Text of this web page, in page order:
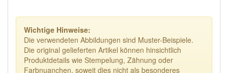
Wichtige Hinweise:
Die verwendeten Abbildungen sind Muster-Beispiele.
Die original gelieferten Artikel können hinsichtlich
Produktdetails wie Stempelung, Zähnung oder
Farbnuanchen, soweit dies nicht als besonderes